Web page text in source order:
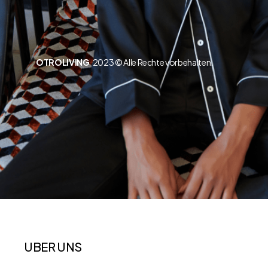
OTROLIVING2023 © Alle Rechte vorbehalten.
UBER UNS